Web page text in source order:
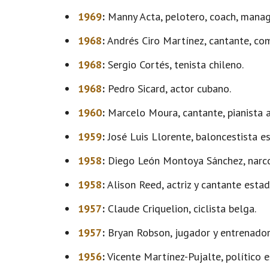
1969: Manny Acta, pelotero, coach,
1968:Andrés Ciro Martínez, cantante,
1968: Sergio Cortés, tenista chileno.
1968: Pedro Sicard, actor cubano.
1960: Marcelo Moura, cantante, pianista
1959:José Luis Llorente, baloncestista
1958: Diego León Montoya Sánchez,
1958:Alison Reed, actriz y cantante
1957: Claude Criquelion, ciclista belga.
1957: Bryan Robson, jugador y
1956:Vicente Martínez-Pujalte, político